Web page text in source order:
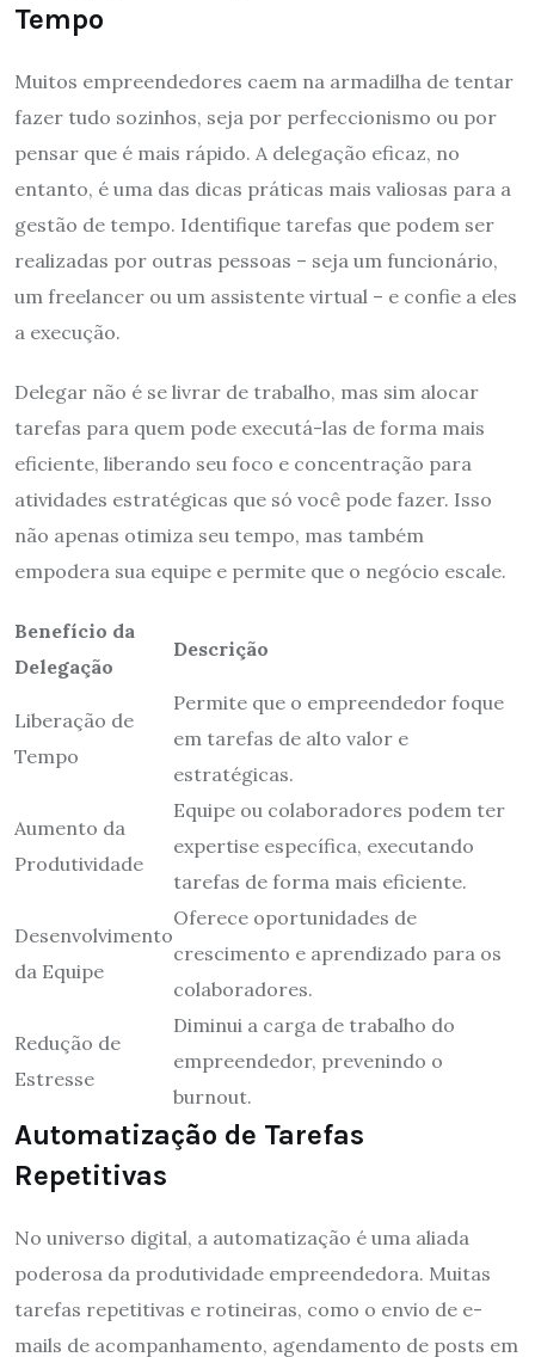
Tempo
Muitos empreendedores caem na armadilha de tentar
fazer tudo sozinhos, seja por perfeccionismo ou por
pensar que é mais rápido. A delegação eficaz, no
entanto, é uma das dicas práticas mais valiosas para a
gestão de tempo. Identifique tarefas que podem ser
realizadas por outras pessoas – seja um funcionário,
um freelancer ou um assistente virtual – e confie a eles
a execução.
Delegar não é se livrar de trabalho, mas sim alocar
tarefas para quem pode executá-las de forma mais
eficiente, liberando seu foco e concentração para
atividades estratégicas que só você pode fazer. Isso
não apenas otimiza seu tempo, mas também
empodera sua equipe e permite que o negócio escale.
Benefício da
Delegação
Descrição
Liberação de
Tempo
Permite que o empreendedor foque
em tarefas de alto valor e
estratégicas.
Aumento da
Produtividade
Equipe ou colaboradores podem ter
expertise específica, executando
tarefas de forma mais eficiente.
Desenvolvimento
da Equipe
Oferece oportunidades de
crescimento e aprendizado para os
colaboradores.
Redução de
Estresse
Diminui a carga de trabalho do
empreendedor, prevenindo o
burnout.
Automatização de Tarefas
Repetitivas
No universo digital, a automatização é uma aliada
poderosa da produtividade empreendedora. Muitas
tarefas repetitivas e rotineiras, como o envio de e-
mails de acompanhamento, agendamento de posts em